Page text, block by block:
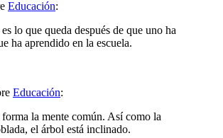
Educación:
lo que queda después de que uno ha
ha aprendido en la escuela.
Educación:
la mente común. Así como la
el árbol está inclinado.